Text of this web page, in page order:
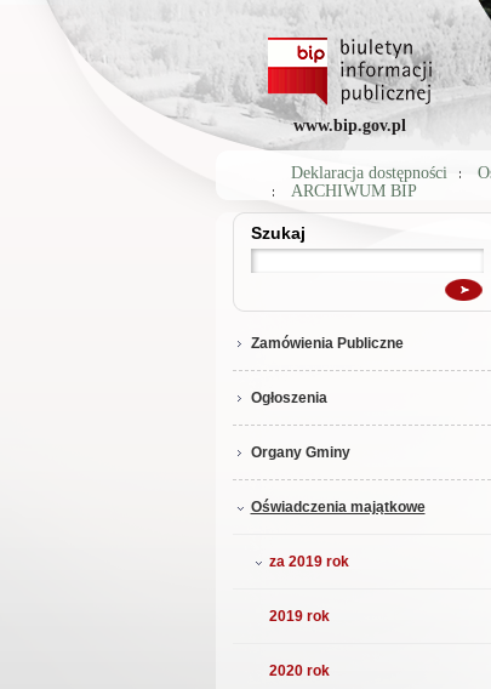
www.bip.gov.pl
Deklaracja dostępności
ARCHIWUM BIP
Szukaj
Szukaj
Zamówienia Publiczne
Ogłoszenia
Organy Gminy
Oświadczenia majątkowe
za 2019 rok
2019 rok
2020 rok